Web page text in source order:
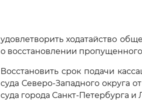
удовлетворить ходатайство
о восстановлении
Восстановить срок подачи
суда Северо-Западного округа
суда города Санкт-Петербурга и